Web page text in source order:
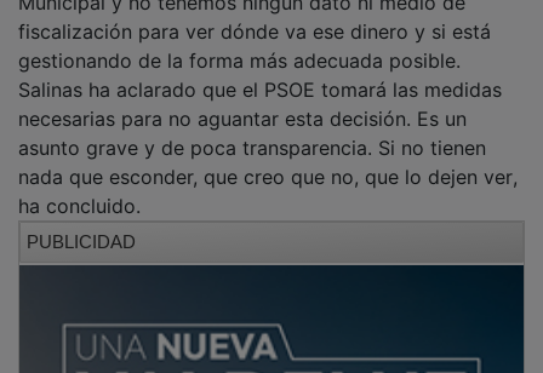
fiscalización para ver dónde va ese dinero y si está
gestionando de la forma más adecuada posible.
Salinas ha aclarado que el PSOE tomará las medidas
necesarias para no aguantar esta decisión. Es un
asunto grave y de poca transparencia. Si no tienen
nada que esconder, que creo que no, que lo dejen ver,
ha concluido.